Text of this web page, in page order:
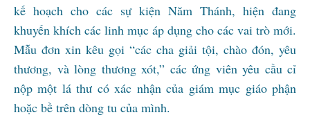
kế hoạch cho các sự kiện Năm Thánh, hiện đang
khuyến khích các linh mục áp dụng cho các vai trò mới.
Mẫu đơn xin kêu gọi “các cha giải tội, chào đón, yêu
thương, và lòng thương xót,” các ứng viên yêu cầu cỉ
nộp một lá thư có xác nhận của giám mục giáo phận
hoặc bề trên dòng tu của mình.